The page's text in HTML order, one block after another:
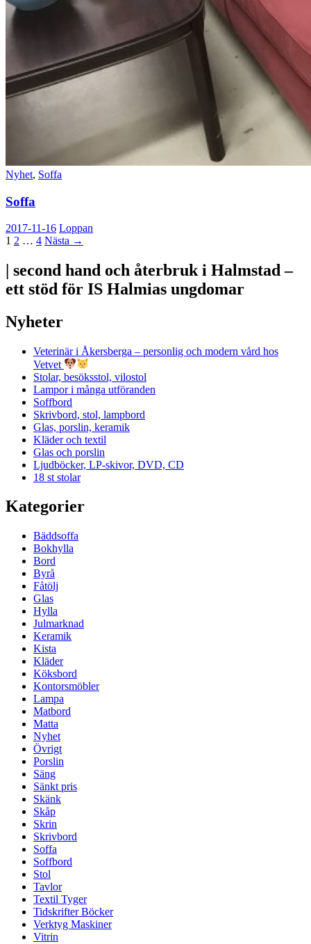
Nyhet, Soffa
Soffa
2017-11-16 Loppan
Inläggsnavigering
1 2 … 4 Nästa →
| second hand och återbruk i Halmstad –
ett stöd för IS Halmias ungdomar
Nyheter
Veterinär i Åkersberga – personlig och modern vård hos
Vetvet
Stolar, besöksstol, vilostol
Lampor i många utföranden
Soffbord
Skrivbord, stol, lampbord
Glas, porslin, keramik
Kläder och textil
Glas och porslin
Ljudböcker, LP-skivor, DVD, CD
18 st stolar
Kategorier
Bäddsoffa
Bokhylla
Bord
Byrå
Fåtölj
Glas
Hylla
Julmarknad
Keramik
Kista
Kläder
Köksbord
Kontorsmöbler
Lampa
Matbord
Matta
Nyhet
Övrigt
Porslin
Säng
Sänkt pris
Skänk
Skåp
Skrin
Skrivbord
Soffa
Soffbord
Stol
Tavlor
Textil Tyger
Tidskrifter Böcker
Verktyg Maskiner
Vitrin